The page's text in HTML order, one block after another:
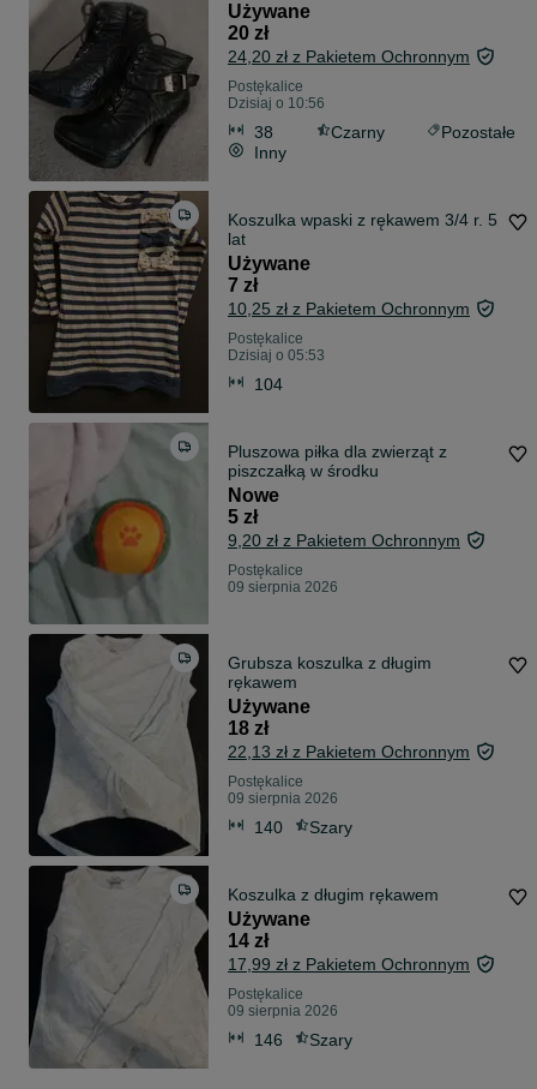
Używane
20 zł
24,20 zł z Pakietem Ochronnym
Postękalice
Dzisiaj o 10:56
38 Czarny
Pozostałe
Inny
Koszulka wpaski z rękawem 3/4 r. 5
lat
Używane
7 zł
10,25 zł z Pakietem Ochronnym
Postękalice
Dzisiaj o 05:53
104
Pluszowa piłka dla zwierząt z
piszczałką w środku
Nowe
5 zł
9,20 zł z Pakietem Ochronnym
Postękalice
09 sierpnia 2026
Grubsza koszulka z długim
rękawem
Używane
18 zł
22,13 zł z Pakietem Ochronnym
Postękalice
09 sierpnia 2026
140 Szary
Koszulka z długim rękawem
Używane
14 zł
17,99 zł z Pakietem Ochronnym
Postękalice
09 sierpnia 2026
146 Szary